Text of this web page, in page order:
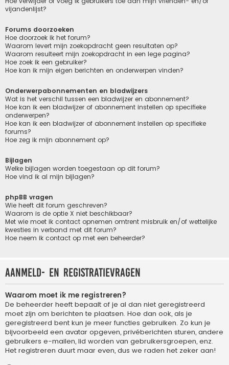
vijandenlijst?
Forums doorzoeken
Hoe doorzoek ik het forum?
Waarom levert mijn zoekopdracht geen resultaten op?
Waarom resulteert mijn zoekopdracht in een lege pagina?
Hoe zoek ik een gebruiker?
Hoe kan ik mijn eigen berichten en onderwerpen vinden?
Onderwerpabonnementen en bladwijzers
Wat is het verschil tussen een bladwijzer en abonnement?
Hoe kan ik een bladwijzer of abonnement instellen op specifieke
onderwerpen?
Hoe kan ik een bladwijzer of abonnement instellen op specifieke
forums?
Hoe zeg ik mijn abonnement op?
Bijlagen
Welke bijlagen worden toegestaan op dit forum?
Hoe vind ik al mijn bijlagen?
phpBB vragen
Wie heeft dit forum geschreven?
Waarom is de optie X niet beschikbaar?
Met wie moet ik contact opnemen omtrent misbruik en/of wettelijke
kwesties in verband met dit forum?
Hoe neem ik contact op met een beheerder?
Aanmeld- en registratievragen
Waarom moet ik me registreren?
De beheerder heeft bepaalt of je al dan niet geregistreerd
moet zijn om berichten te plaatsen. Hoe dan ook, als je
geregistreerd bent kun je meer functies gebruiken. Zo kun je
bijvoorbeeld een avatar opgeven, privéberichten sturen, andere
gebruikers e-mailen, lid worden van gebruikersgroepen, enz.
Het registreren duurt maar even, dus we raden het zeker aan!